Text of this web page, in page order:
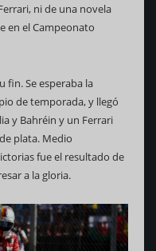
ni de una novela
en el Campeonato
fin. Se esperaba la
de temporada, y llegó
y Bahréin y un Ferrari
plata. Medio
fue el resultado de
a la gloria.